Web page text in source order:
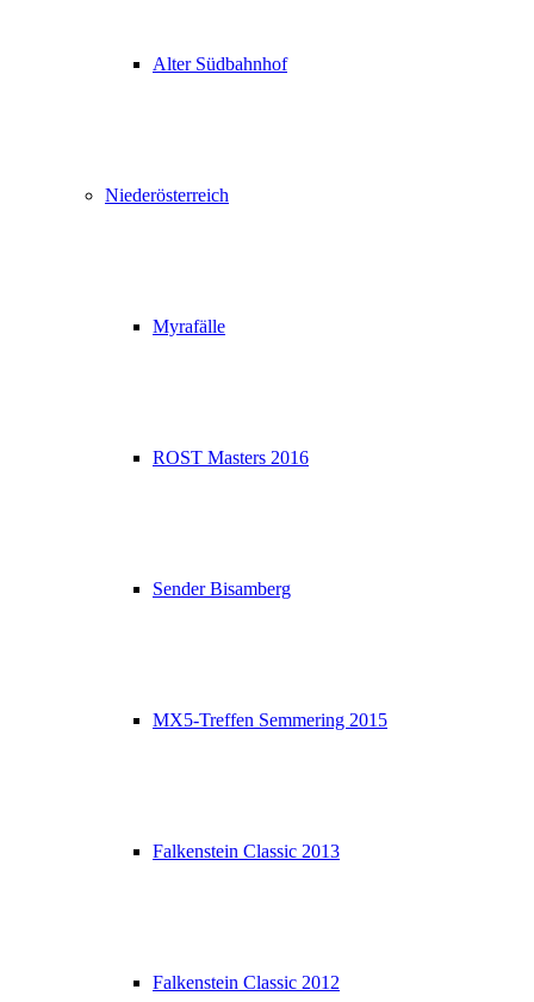
Alter Südbahnhof
Niederösterreich
Myrafälle
ROST Masters 2016
Sender Bisamberg
MX5-Treffen Semmering 2015
Falkenstein Classic 2013
Falkenstein Classic 2012